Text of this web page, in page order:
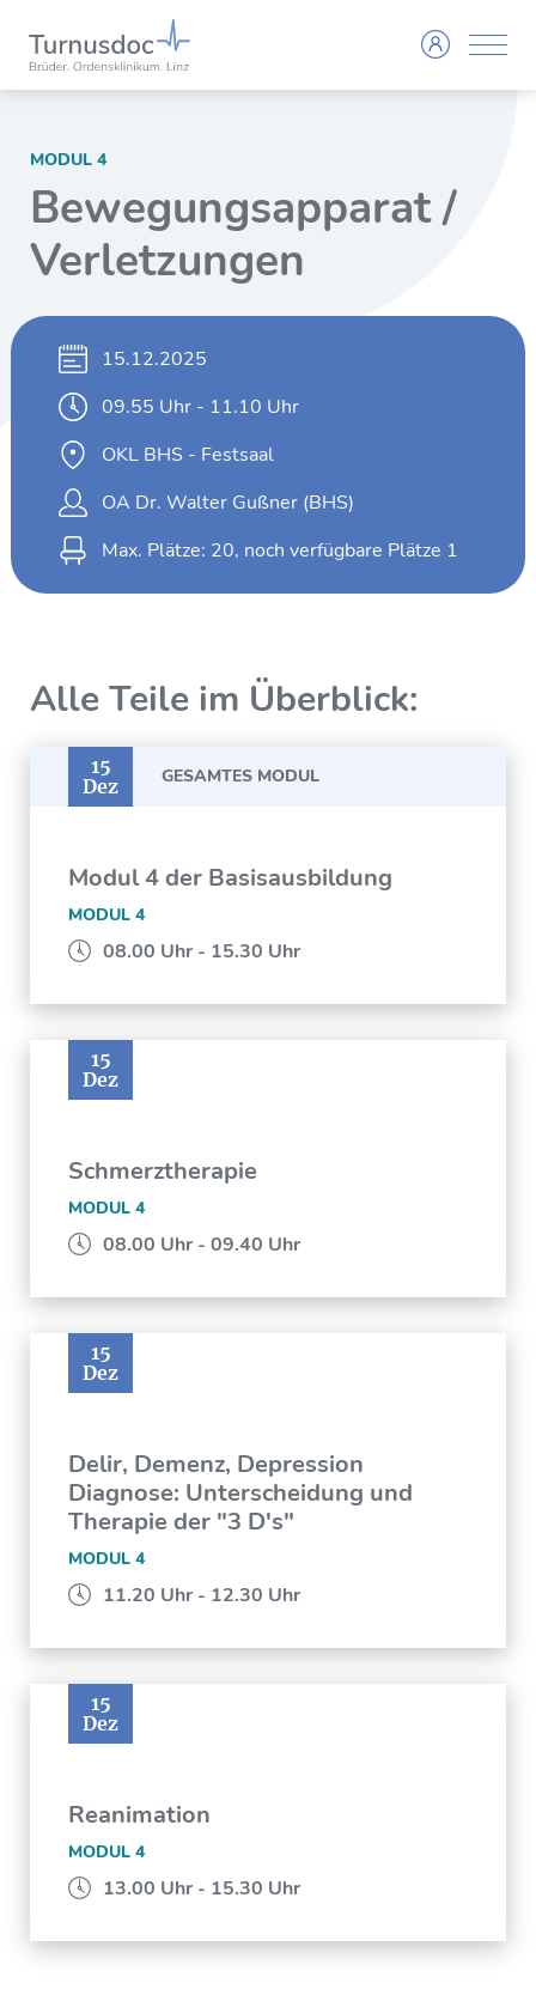
MODUL 4
Bewegungsapparat /
Verletzungen
15.12.2025
09.55 Uhr - 11.10 Uhr
OKL BHS - Festsaal
OA Dr. Walter Gußner (BHS)
Max. Plätze: 20, noch verfügbare Plätze 1
Alle Teile im Überblick:
15
Dez
GESAMTES MODUL
Modul 4 der Basisausbildung
MODUL 4
08.00 Uhr - 15.30 Uhr
15
Dez
Schmerztherapie
MODUL 4
08.00 Uhr - 09.40 Uhr
15
Dez
Delir, Demenz, Depression
Diagnose: Unterscheidung und
Therapie der "3 D's"
MODUL 4
11.20 Uhr - 12.30 Uhr
15
Dez
Reanimation
MODUL 4
13.00 Uhr - 15.30 Uhr